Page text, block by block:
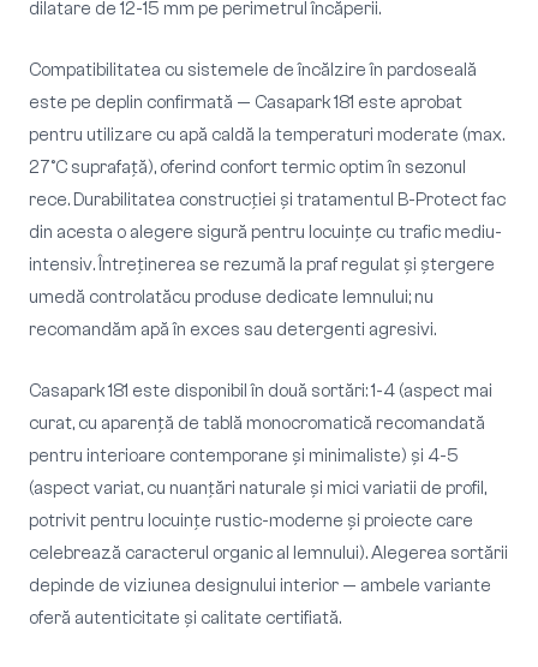
dilatare de 12-15 mm pe perimetrul încăperii.
Compatibilitatea cu sistemele de încălzire în pardoseală
este pe deplin confirmată — Casapark 181 este aprobat
pentru utilizare cu apă caldă la temperaturi moderate (max.
27°C suprafață), oferind confort termic optim în sezonul
rece. Durabilitatea construcției și tratamentul B-Protect fac
din acesta o alegere sigură pentru locuințe cu trafic mediu-
intensiv. Întreținerea se rezumă la praf regulat și ștergere
umedă controlatăcu produse dedicate lemnului; nu
recomandăm apă în exces sau detergenti agresivi.
Casapark 181 este disponibil în două sortări: 1-4 (aspect mai
curat, cu aparență de tablă monocromatică recomandată
pentru interioare contemporane și minimaliste) și 4-5
(aspect variat, cu nuanțări naturale și mici variatii de profil,
potrivit pentru locuințe rustic-moderne și proiecte care
celebrează caracterul organic al lemnului). Alegerea sortării
depinde de viziunea designului interior — ambele variante
oferă autenticitate și calitate certifiată.